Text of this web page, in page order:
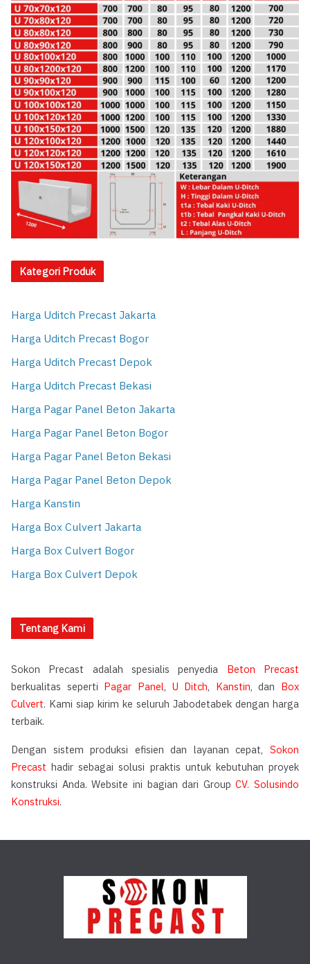
Kategori Produk
Harga Uditch Precast Jakarta
Harga Uditch Precast Bogor
Harga Uditch Precast Depok
Harga Uditch Precast Bekasi
Harga Pagar Panel Beton Jakarta
Harga Pagar Panel Beton Bogor
Harga Pagar Panel Beton Bekasi
Harga Pagar Panel Beton Depok
Harga Kanstin
Harga Box Culvert Jakarta
Harga Box Culvert Bogor
Harga Box Culvert Depok
Tentang Kami
Sokon Precast adalah spesialis penyedia Beton Precast
berkualitas seperti Pagar Panel, U Ditch, Kanstin, dan Box
Culvert. Kami siap kirim ke seluruh Jabodetabek dengan harga
terbaik.
Dengan sistem produksi efisien dan layanan cepat, Sokon
Precast hadir sebagai solusi praktis untuk kebutuhan proyek
konstruksi Anda. Website ini bagian dari GroupCV. Solusindo
Konstruksi.